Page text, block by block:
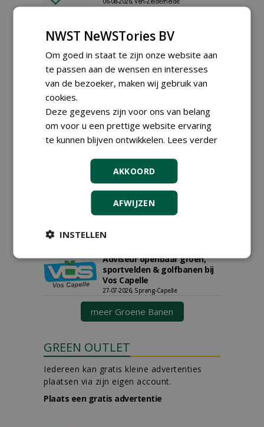
magazijnmedewerker
(fulltime) bij DSV zaden
Nederland B.V.
Groeiplaats specialist bij
Boomtotaalzorg32-40 uur
Boominspecteur bij
Boomtotaalzorg24-40 uur
30-07-2026, Schalkwijk
Hoofdgreenkeeper (m/v)
Golfbaan KralingenOosthoek
groepRotterdam
Teamleider Kwekerij &
groep Groen Xtra
Adviseur openbaar groen,
sportvelden & golfbanen bij
Vos Capelle
27-07-2026, Sprang-Capelle
meer Groene Banen
GREEN OUTLET
Iedereen kan gratis kleine advertenties
plaatsen via zijn eigen account.
Plaats een gratis advertentie
NWST NeWSTories BV
Om goed in staat te zijn onze website aan
te passen aan de wensen en interesses
van de bezoeker, maken wij gebruik van
cookies.
Deze gegevens zijn voor ons van belang
om voor u een prettige website ervaring
te kunnen blijven ontwikkelen. Lees verder
AKKOORD
AFWIJZEN
INSTELLEN